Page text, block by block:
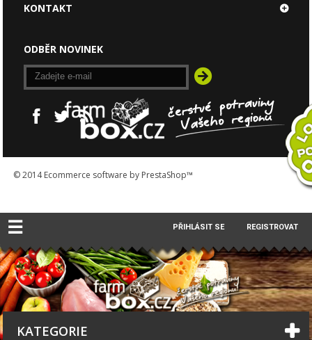
© 2014Ecommerce software by PrestaShop™
KONTAKT
ODBĚR NOVINEK
☰ PŘIHLÁSIT SE REGISTROVAT
KATEGORIE